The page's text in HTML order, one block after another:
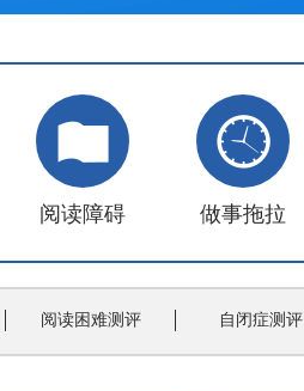
阅读障碍 做事拖拉
阅读困难测评 自闭症测评